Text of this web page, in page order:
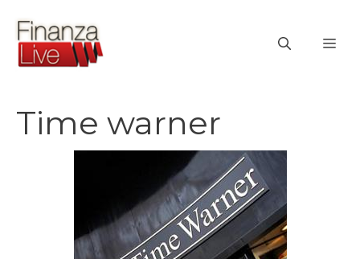
contenuto
Time warner